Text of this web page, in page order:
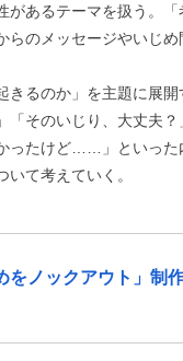
があるテーマを扱う。
らのメッセージやいじめ
きるのか」を主題に展
「そのいじり、大丈夫
ったけど……」といった
いて考えていく。
をノックアウト」制